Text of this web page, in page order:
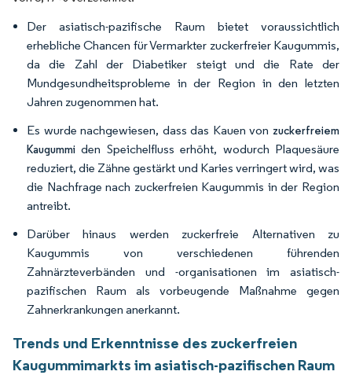
Der asiatisch-pazifische Raum bietet voraussichtlich
erhebliche Chancen für Vermarkter zuckerfreier Kaugummis,
da die Zahl der Diabetiker steigt und die Rate der
Mundgesundheitsprobleme in der Region in den letzten
Jahren zugenommen hat.
Es wurde nachgewiesen, dass das Kauen von zuckerfreiem
Kaugummi den Speichelfluss erhöht, wodurch Plaquesäure
reduziert, die Zähne gestärkt und Karies verringert wird, was
die Nachfrage nach zuckerfreien Kaugummis in der Region
antreibt.
Darüber hinaus werden zuckerfreie Alternativen zu
Kaugummis von verschiedenen führenden
Zahnärzteverbänden und -organisationen im asiatisch-
pazifischen Raum als vorbeugende Maßnahme gegen
Zahnerkrankungen anerkannt.
Trends und Erkenntnisse des zuckerfreien
Kaugummimarkts im asiatisch-pazifischen Raum